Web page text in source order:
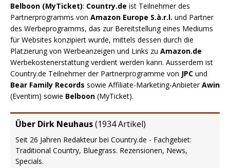
Belboon (MyTicket): Country.de ist Teilnehmer des
Partnerprogramms von Amazon Europe S.à.r.l. und Partner
des Werbeprogramms, das zur Bereitstellung eines Mediums
für Websites konzipiert wurde, mittels dessen durch die
Platzierung von Werbeanzeigen und Links zu Amazon.de
Werbekostenerstattung verdient werden kann. Ausserdem ist
Country.de Teilnehmer der Partnerprogramme von JPC und
Bear Family Records sowie Affiliate-Marketing-AnbieterAwin
(Eventim) sowie Belboon (MyTicket).
Über Dirk Neuhaus(1934 Artikel)
Seit 26 Jahren Redakteur bei Country.de - Fachgebiet:
Traditional Country, Bluegrass. Rezensionen, News,
Specials.